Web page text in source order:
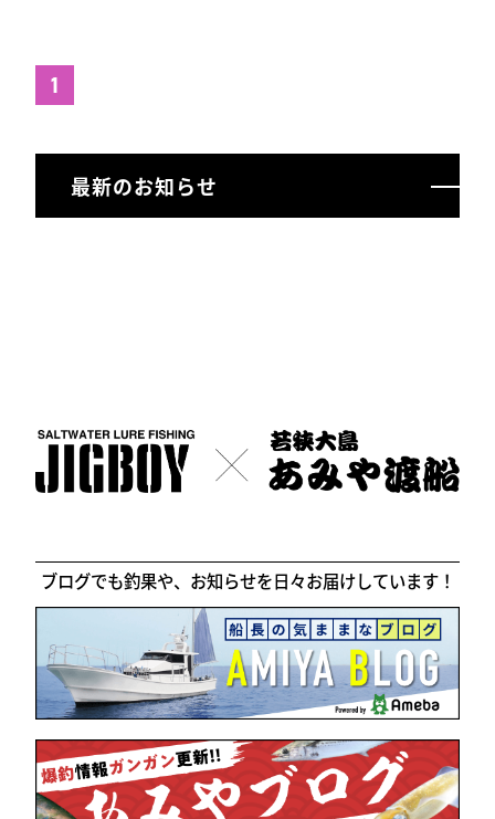
1
最新のお知らせ
ブログでも釣果や、お知らせを日々お届けしています！